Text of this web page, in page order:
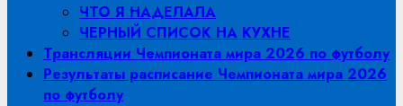
ЧТО Я НАДЕЛАЛА
ЧЕРНЫЙ СПИСОК НА КУХНЕ
Трансляции Чемпионата мира 2026 по футболу
Результаты расписание Чемпионата мира 2026
по футболу